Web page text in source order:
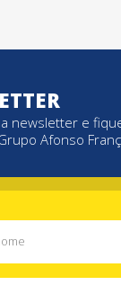
newsletter e
Afonso